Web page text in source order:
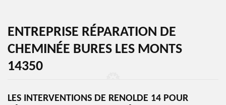
ENTREPRISE RÉPARATION DE
CHEMINÉE BURES LES MONTS
14350
LES INTERVENTIONS DE RENOLDE 14 POUR